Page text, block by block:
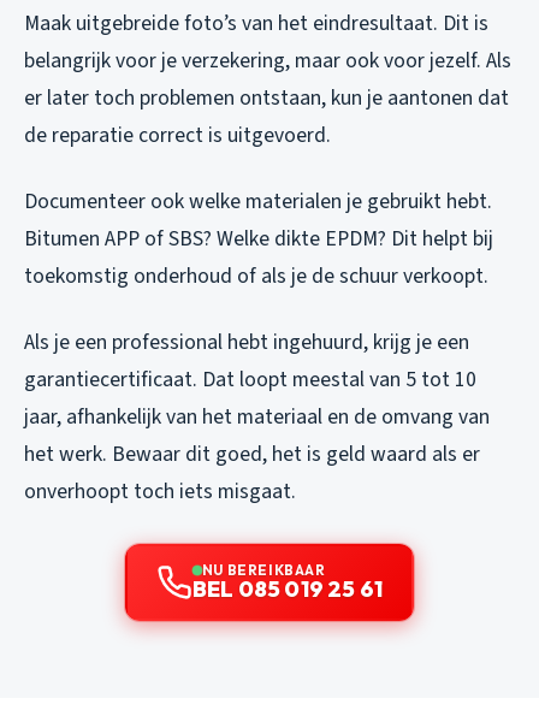
Maak uitgebreide foto’s van het eindresultaat. Dit is
belangrijk voor je verzekering, maar ook voor jezelf. Als
er later toch problemen ontstaan, kun je aantonen dat
de reparatie correct is uitgevoerd.
Documenteer ook welke materialen je gebruikt hebt.
Bitumen APP of SBS? Welke dikte EPDM? Dit helpt bij
toekomstig onderhoud of als je de schuur verkoopt.
Als je een professional hebt ingehuurd, krijg je een
garantiecertificaat. Dat loopt meestal van 5 tot 10
jaar, afhankelijk van het materiaal en de omvang van
het werk. Bewaar dit goed, het is geld waard als er
onverhoopt toch iets misgaat.
NU BEREIKBAAR
BEL 085 019 25 61